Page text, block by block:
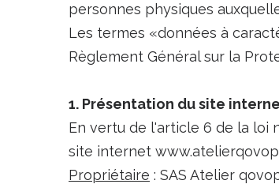
personnes physiques
Les termes «données à
Règlement Général sur la
1. Présentation du site
En vertu de l'article 6 de la loi
site internet
Propriétaire : SAS Atelier